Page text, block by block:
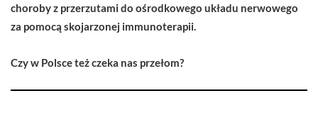
choroby z przerzutami do ośrodkowego układu nerwowego
za pomocą skojarzonej immunoterapii.
Czy w Polsce też czeka nas przełom?